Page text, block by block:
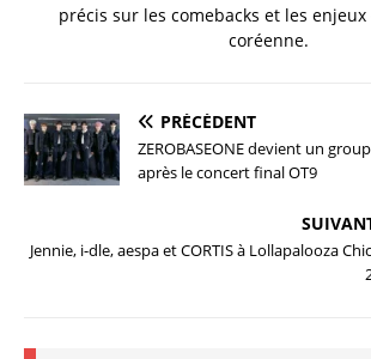
précis sur les comebacks et les
coréenne.
PRÉCÉDENT
ZEROBASEONE devient un
après le concert final OT9
Jennie, i-dle, aespa et CORTIS à Lollapalooza